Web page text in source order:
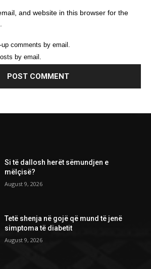
and website in this browser for the
comments by email.
by email.
Si të dallosh herët sëmundjen e
mëlçisë?
August 9, 2026
Tetë shenja në gojë që mund të jenë
simptoma të diabetit
August 9, 2026